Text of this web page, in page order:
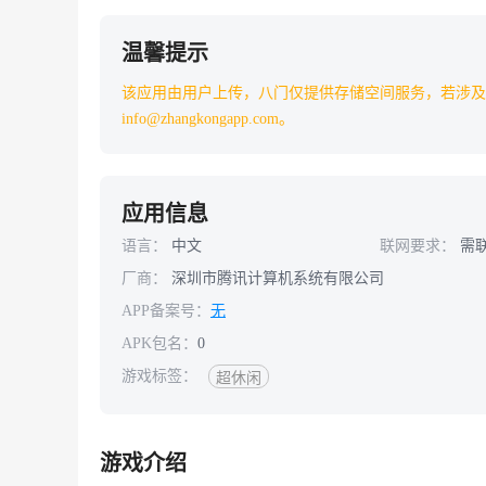
温馨提示
该应用由用户上传，八门仅提供存储空间服务，若涉
info@zhangkongapp.com。
应用信息
语言： 中文 联网要求：
需
厂商：
深圳市腾讯计算机系统有限公司
APP备案号： 无
APK包名： 0
游戏标签：
超休闲
游戏介绍